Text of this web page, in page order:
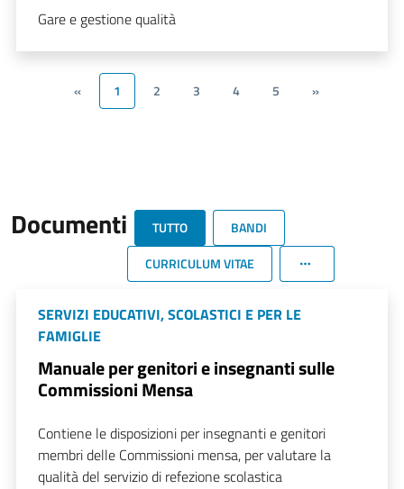
Gare e gestione qualità
« 1 2 3 4 5 »
Documenti TUTTO
BANDI
CURRICULUM VITAE
SERVIZI EDUCATIVI, SCOLASTICI E PER LE
FAMIGLIE
Manuale per genitori e insegnanti sulle
Commissioni Mensa
Contiene le disposizioni per insegnanti e genitori
membri delle Commissioni mensa, per valutare la
qualità del servizio di refezione scolastica